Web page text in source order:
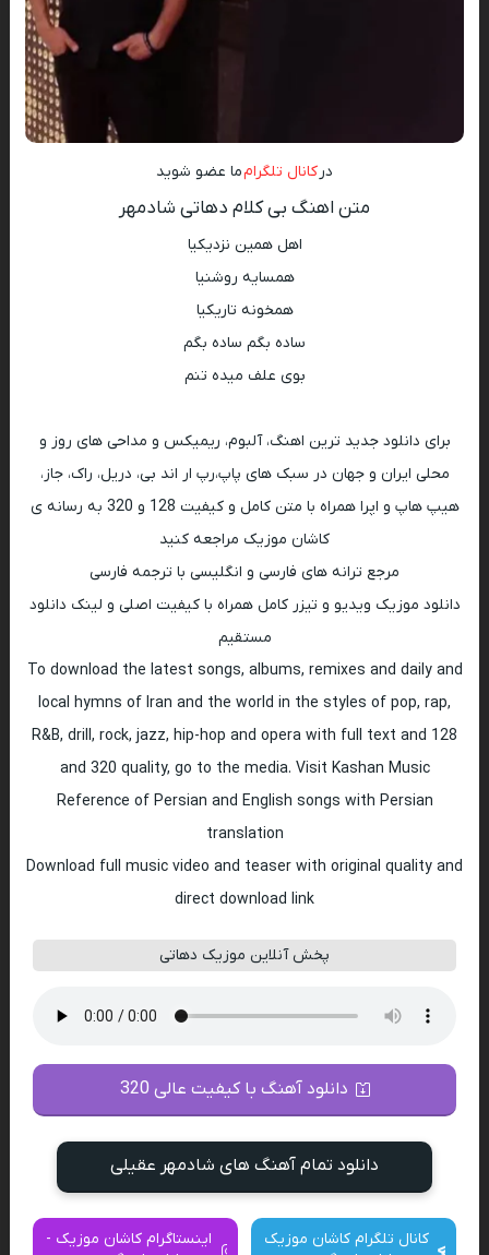
در کانال تلگرامما عضو شوید
متن اهنگ بی کلام دهاتی شادمهر
اهل همین نزدیکیا
همسایه روشنیا
همخونه تاریکیا
ساده بگم ساده بگم
بوی علف میده تنم
برای دانلود جدید ترین اهنگ، آلبوم، ریمیکس و مداحی های روز و
محلی ایران و جهان در سبک های پاپ،رپ ار اند بی، دریل، راک، جاز،
هیپ هاپ و اپرا همراه با متن کامل و کیفیت 128 و 320 به رسانه ی
کاشان موزیک مراجعه کنید
مرجع ترانه های فارسی و انگلیسی با ترجمه فارسی
دانلود موزیک ویدیو و تیزر کامل همراه با کیفیت اصلی و لینک دانلود
مستقیم
To download the latest songs, albums, remixes and daily and
local hymns of Iran and the world in the styles of pop, rap,
R&B, drill, rock, jazz, hip-hop and opera with full text and 128
and 320 quality, go to the media. Visit Kashan Music
Reference of Persian and English songs with Persian
translation
Download full music video and teaser with original quality and
direct download link
پخش آنلاین موزیک دهاتی
دانلود آهنگ با کیفیت عالی 320
دانلود تمام آهنگ های شادمهر عقیلی
کانال تلگرام کاشان موزیک
اینستاگرام کاشان موزیک -